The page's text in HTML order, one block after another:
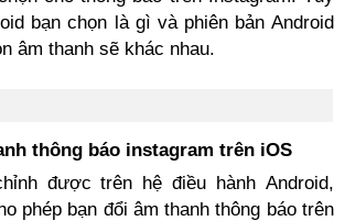
bạn chọn là gì và phiên bản Android
âm thanh sẽ khác nhau.
thông báo instagram trên iOS
được trên hệ điều hành Android,
phép bạn đổi âm thanh thông báo trên